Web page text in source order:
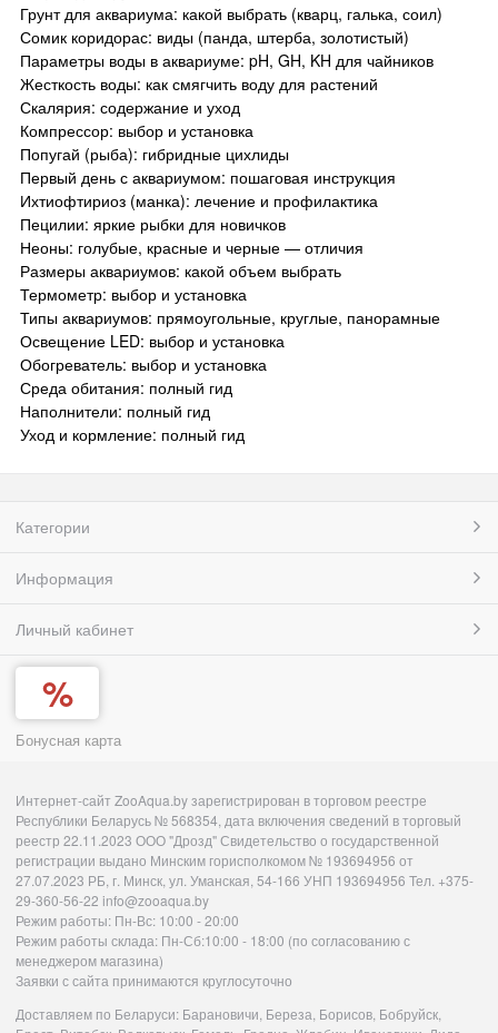
Грунт для аквариума: какой выбрать (кварц, галька, соил)
Сомик коридорас: виды (панда, штерба, золотистый)
Параметры воды в аквариуме: pH, GH, KH для чайников
Жесткость воды: как смягчить воду для растений
Скалярия: содержание и уход
Компрессор: выбор и установка
Попугай (рыба): гибридные цихлиды
Первый день с аквариумом: пошаговая инструкция
Ихтиофтириоз (манка): лечение и профилактика
Пецилии: яркие рыбки для новичков
Неоны: голубые, красные и черные — отличия
Размеры аквариумов: какой объем выбрать
Термометр: выбор и установка
Типы аквариумов: прямоугольные, круглые, панорамные
Освещение LED: выбор и установка
Обогреватель: выбор и установка
Среда обитания: полный гид
Наполнители: полный гид
Уход и кормление: полный гид
Категории
Информация
Личный кабинет
Бонусная карта
Интернет-сайт ZooAqua.by зарегистрирован в торговом реестре
Республики Беларусь № 568354, дата включения сведений в торговый
реестр 22.11.2023 ООО "Дрозд" Свидетельство о государственной
регистрации выдано Минским горисполкомом № 193694956 от
27.07.2023 РБ, г. Минск, ул. Уманская, 54-166 УНП 193694956 Тел. +375-
29-360-56-22 info@zooaqua.by
Режим работы: Пн-Вс: 10:00 - 20:00
Режим работы склада: Пн-Сб:10:00 - 18:00 (по согласованию с
менеджером магазина)
Заявки с сайта принимаются круглосуточно
Доставляем по Беларуси: Барановичи, Береза, Борисов, Бобруйск,